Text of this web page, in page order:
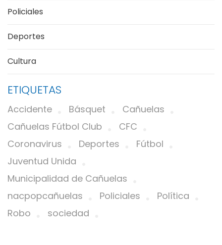
Policiales
Deportes
Cultura
ETIQUETAS
Accidente Básquet
Cañuelas
Cañuelas Fútbol Club
CFC
Coronavirus
Deportes
Fútbol
Juventud Unida
Municipalidad de Cañuelas
nacpopcañuelas
Policiales
Política
Robo
sociedad